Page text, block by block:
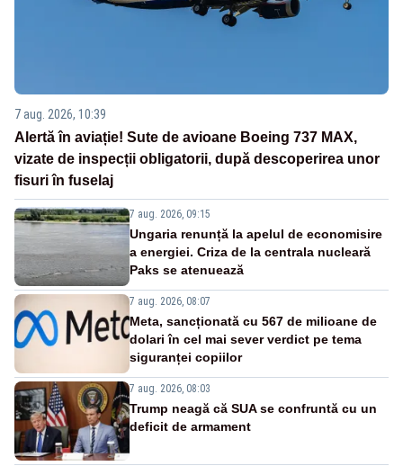
7 aug. 2026, 10:39
Alertă în aviație! Sute de avioane Boeing 737 MAX,
vizate de inspecții obligatorii, după descoperirea unor
fisuri în fuselaj
7 aug. 2026, 09:15
Ungaria renunță la apelul de economisire
a energiei. Criza de la centrala nucleară
Paks se atenuează
7 aug. 2026, 08:07
Meta, sancționată cu 567 de milioane de
dolari în cel mai sever verdict pe tema
siguranței copiilor
7 aug. 2026, 08:03
Trump neagă că SUA se confruntă cu un
deficit de armament